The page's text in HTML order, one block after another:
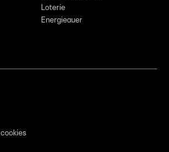
Loterie
Energieauer